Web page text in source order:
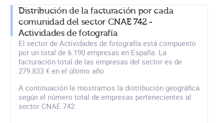
Distribución de la facturación por cada
comunidad del sector CNAE 742 -
Actividades de fotografía
El sector de Actividades de fotografía está compuesto
por un total de 6.190 empresas en España. La
facturación total de las empresas del sector es de
279.833 € en el último año
A continuación le mostramos la distribución geográfica
según el número total de empresas pertenecientes al
sector CNAE 742: